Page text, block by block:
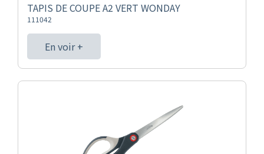
TAPIS DE COUPE A2 VERT WONDAY
111042
En voir +